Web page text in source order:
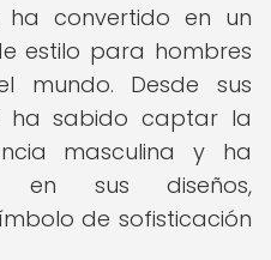
convertido en un
estilo para hombres
mundo. Desde sus
ha sabido captar la
masculina y ha
en sus diseños,
de sofisticación